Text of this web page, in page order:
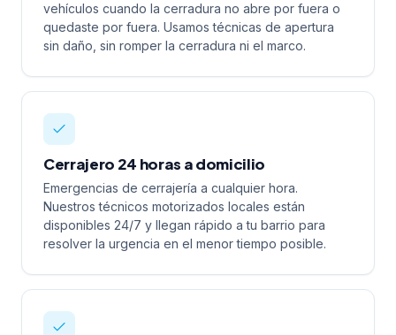
vehículos cuando la cerradura no abre por fuera o
quedaste por fuera. Usamos técnicas de apertura
sin daño, sin romper la cerradura ni el marco.
Cerrajero 24 horas a domicilio
Emergencias de cerrajería a cualquier hora.
Nuestros técnicos motorizados locales están
disponibles 24/7 y llegan rápido a tu barrio para
resolver la urgencia en el menor tiempo posible.